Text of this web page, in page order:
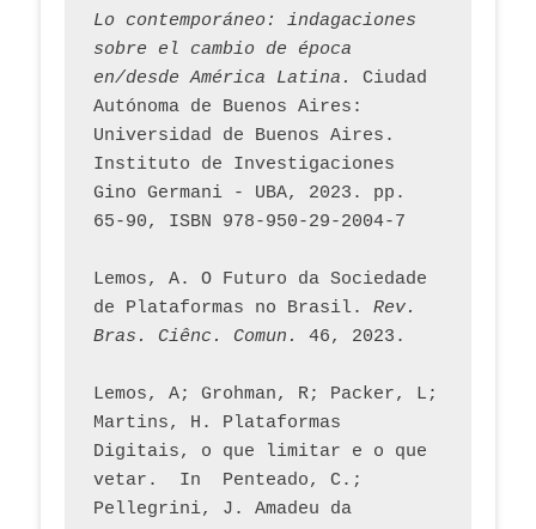
Lo contemporáneo: indagaciones
sobre el cambio de época
en/desde América Latina.
Ciudad
Autónoma de Buenos Aires:
Universidad de Buenos Aires.
Instituto de Investigaciones
Gino Germani - UBA, 2023. pp.
65-90, ISBN 978-950-29-2004-7
Lemos, A. O Futuro da Sociedade
de Plataformas no Brasil. Rev.
Bras. Ciênc. Comun.
Lemos, A; Grohman, R; Packer, L;
Martins, H. Plataformas
Digitais, o que limitar e o que
vetar.  In  Penteado, C.;
Pellegrini, J. Amadeu da